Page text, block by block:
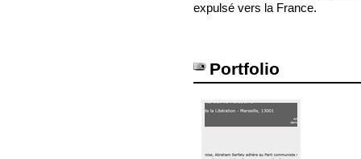
expulsé vers la France.
Portfolio